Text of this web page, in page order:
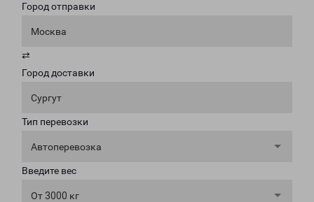
Город отправки
Москва
⇄
Город доставки
Сургут
Тип перевозки
Автоперевозка
Введите вес
От 3000 кг